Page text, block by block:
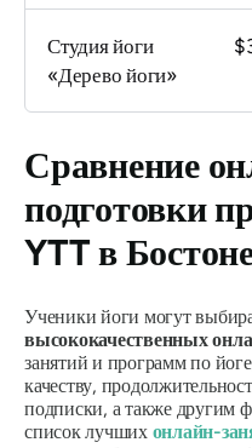
Студия йоги
«Дерево йоги»
Сравнение
подготовки
YTT в
Ученики йоги могут
высококачественных
занятий и программ по
качеству,
подписки, а также другим
список лучших онлайн-